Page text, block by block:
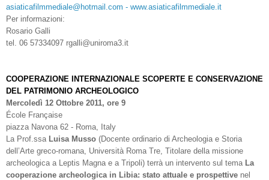
asiaticafilmmediale@hotmail.com - www.asiaticafilmmediale.it
Per informazioni:
Rosario Galli
tel. 06 57334097 rgalli@uniroma3.it
COOPERAZIONE INTERNAZIONALE SCOPERTE E CONSERVAZIONE
DEL PATRIMONIO ARCHEOLOGICO
Mercoledì 12 Ottobre 2011, ore 9
École Française
piazza Navona 62 - Roma, Italy
La Prof.ssa Luisa Musso (Docente ordinario di Archeologia e Storia
dell’Arte greco-romana, Università Roma Tre, Titolare della missione
archeologica a Leptis Magna e a Tripoli) terrà un intervento sul tema La
cooperazione archeologica in Libia: stato attuale e prospettive nel